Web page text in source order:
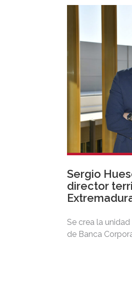
centros
privados.
Sergio
director
Se crea la
de Banca